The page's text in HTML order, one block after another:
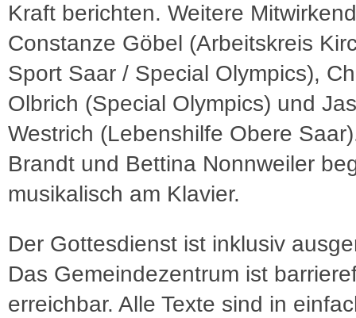
Kraft berichten. Weitere
Constanze Göbel (Arbeitskreis
Sport Saar / Special Olympics),
Olbrich (Special Olympics) und
Westrich (Lebenshilfe Obere
Brandt und Bettina Nonnweiler
musikalisch am Klavier.
Der Gottesdienst ist inklusiv
Das Gemeindezentrum ist
erreichbar. Alle Texte sind in